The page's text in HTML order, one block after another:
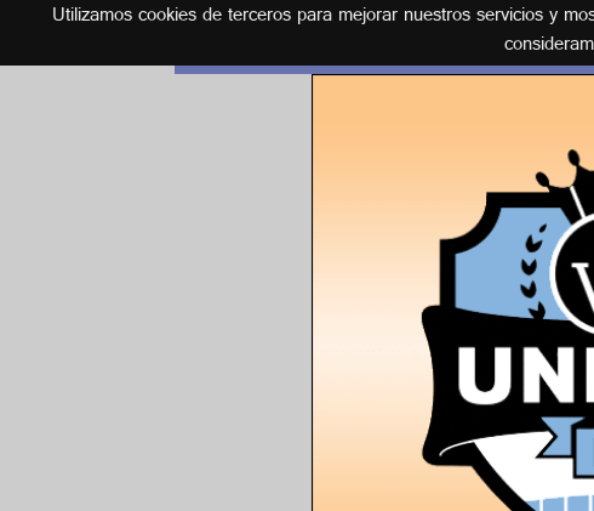
Utilizamos cookies de terceros para mejorar nuestros servicios y
Español